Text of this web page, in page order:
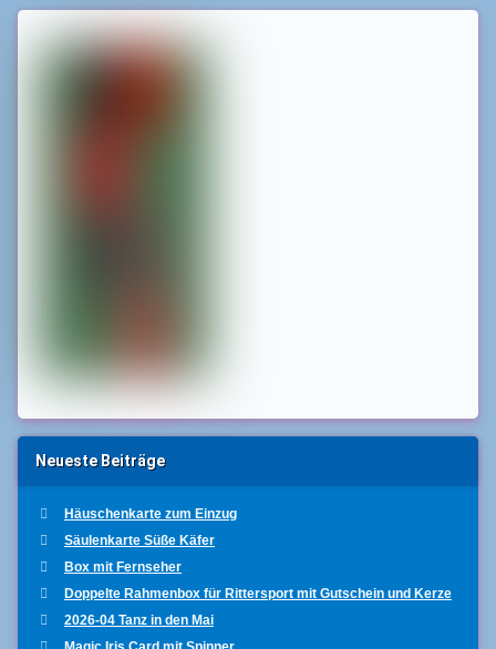
Neueste Beiträge
Häuschenkarte zum Einzug
Säulenkarte Süße Käfer
Box mit Fernseher
Doppelte Rahmenbox für Rittersport mit Gutschein und Kerze
2026-04 Tanz in den Mai